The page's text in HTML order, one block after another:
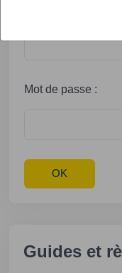
Mot de passe :
Guides et